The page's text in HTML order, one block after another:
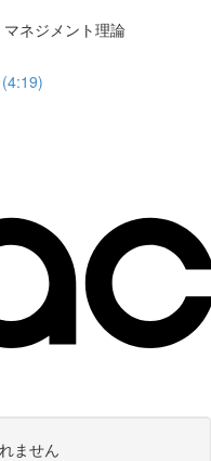
ネジメント理論
ません